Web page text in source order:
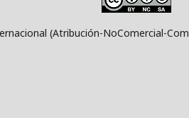
NoComercial-